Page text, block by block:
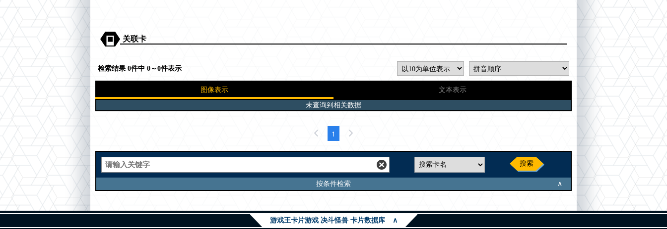
关联卡
检索结果 0件中 0～0件表示
图像表示 文本表示
未查询到相关数据
1
搜索
按条件检索 ∧
游戏王卡片游戏 决斗怪兽 卡片数据库 ∧